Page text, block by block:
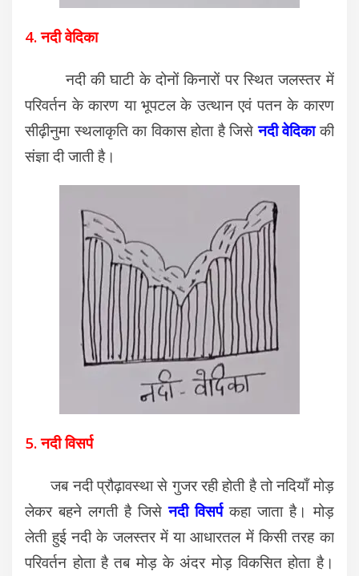
4. नदी वेदिका
नदी की घाटी के दोनों किनारों पर स्थित जलस्तर में
परिवर्तन के कारण या भूपटल के उत्थान एवं पतन के कारण
सीढ़ीनुमा स्थलाकृति का विकास होता है जिसेनदी वेदिका की
संज्ञा दी जाती है।
5. नदी विसर्प
जब नदी प्रौढ़ावस्था से गुजर रही होती है तो नदियाँ मोड़
लेकर बहने लगती है जिसेनदी विसर्प कहा जाता है।मोड़
लेती हुई नदी के जलस्तर में या आधारतल में किसी तरह का
परिवर्तन होता है तब मोड़ के अंदर मोड़ विकसित होता है।